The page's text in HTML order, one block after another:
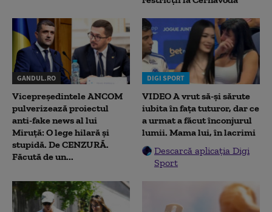
GANDUL.RO
Vicepreședintele ANCOM
pulverizează proiectul
anti-fake news al lui
Miruță: O lege hilară și
stupidă. De CENZURĂ.
Făcută de un...
DIGI SPORT
VIDEO A vrut să-și sărute
iubita în fața tuturor, dar ce
a urmat a făcut înconjurul
lumii. Mama lui, în lacrimi
Descarcă aplicația Digi
Sport